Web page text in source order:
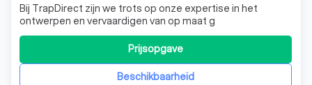
Bij TrapDirect zijn we trots op onze expertise in het
ontwerpen en vervaardigen van op maat g
Beschikbaarheid
Prijsopgave